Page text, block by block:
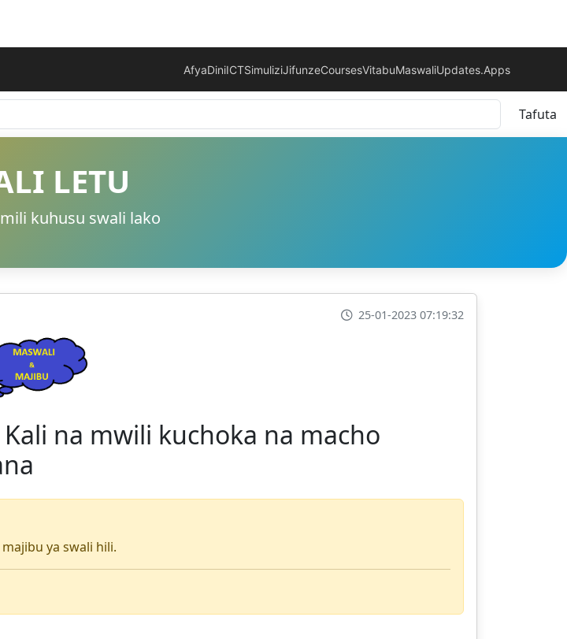
AfyaDiniICTSimuliziJifunzeCoursesVitabuMaswaliUpdates.Apps
Tafuta
LETU
kuhusu swali lako
25-01-2023 07:19:32
na mwili kuchoka na macho
ya swali hili.